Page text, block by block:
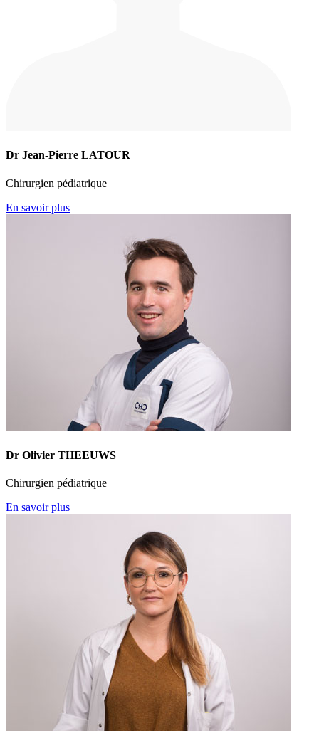
Dr Jean-Pierre LATOUR
Chirurgien pédiatrique
En savoir plus
Dr Olivier THEEUWS
Chirurgien pédiatrique
En savoir plus